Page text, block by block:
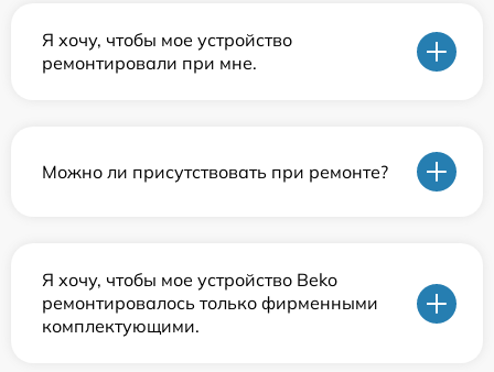
Я хочу, чтобы мое устройство
ремонтировали при мне.
Можно ли присутствовать при ремонте?
Я хочу, чтобы мое устройство Beko
ремонтировалось только фирменными
комплектующими.